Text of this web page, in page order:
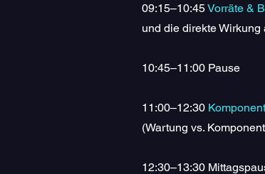
09:15–10:45Vorräte &
und die direkte Wirkung
10:45–11:00 Pause
11:00–12:30
(Wartung vs.
12:30–13:30